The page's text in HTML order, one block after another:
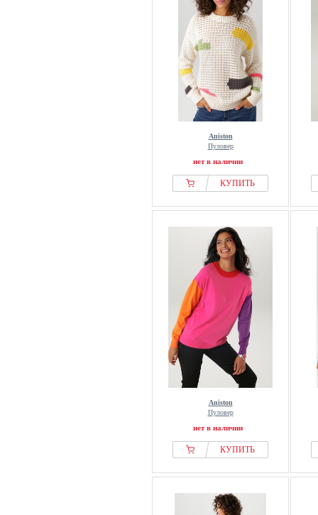
Aniston
Пуловер
нет в наличии
КУПИТЬ
Aniston
Пуловер
нет в наличии
КУПИТЬ